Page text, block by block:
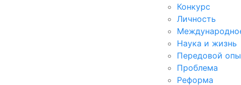
Конкурс
Личность
Наука и жизнь
Передовой
Проблема
Реформа